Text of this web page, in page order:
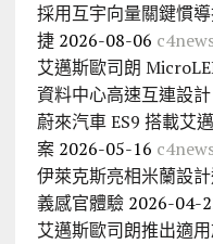
採用互宇向量關鍵慣
捷 2026-08-06
艾邁斯歐司朗
資料中心高速互連設計
蔚來汽車 ES9 搭載艾
案 2026-05-16
伊萊克斯亮相米蘭設
義感官體驗 2026-04-
艾邁斯歐司朗推出適